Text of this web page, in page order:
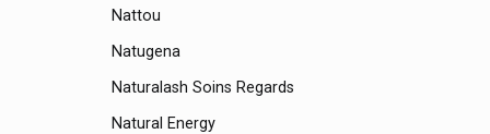
Nattou
Natugena
Naturalash Soins Regards
Natural Energy